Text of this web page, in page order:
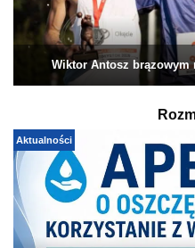
Wiktor Antosz
Aktualności